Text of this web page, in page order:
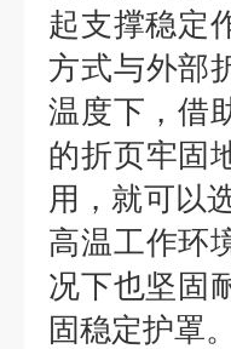
起支撑稳定
方式与外部
温度下，借
的折页牢固
用，就可以
高温工作环
况下也坚固
固稳定护罩